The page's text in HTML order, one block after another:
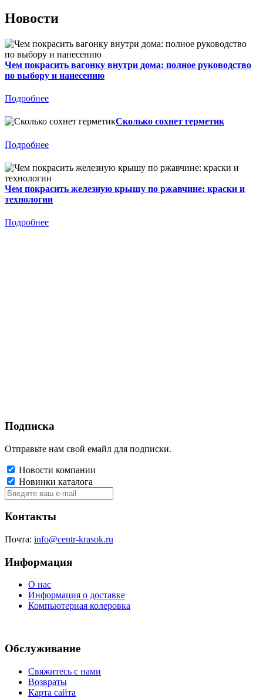
Новости
Чем покрасить вагонку внутри дома: полное руководство
по выбору и нанесению
Подробнее
Сколько сохнет герметик
Подробнее
Чем покрасить железную крышу по ржавчине: краски и
технологии
Подробнее
Подписка
Отправьте нам свой емайл для подписки.
Новости компании
Новинки каталога
Контакты
Почта: info@centr-krasok.ru
Информация
О нас
Информация о доставке
Компьютерная колеровка
Обслуживание
Свяжитесь с нами
Возвраты
Карта сайта